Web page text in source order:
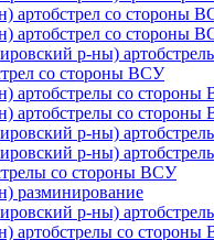
артобстрел со стороны
артобстрел со стороны
р-ны)
со стороны ВСУ
артобстрелы со
артобстрелы со
р-ны)
р-ны)
со стороны ВСУ
разминирование
р-ны)
артобстрелы со